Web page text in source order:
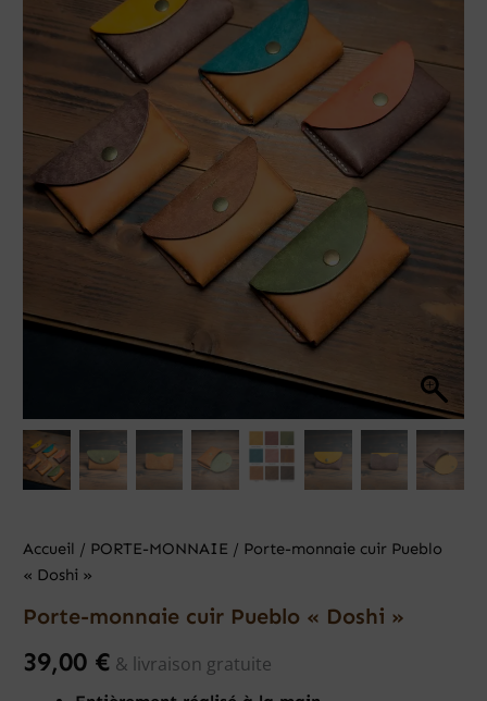
Accueil / PORTE-MONNAIE / Porte-monnaie cuir Pueblo
« Doshi »
Porte-monnaie cuir Pueblo « Doshi »
39,00 € & livraison gratuite